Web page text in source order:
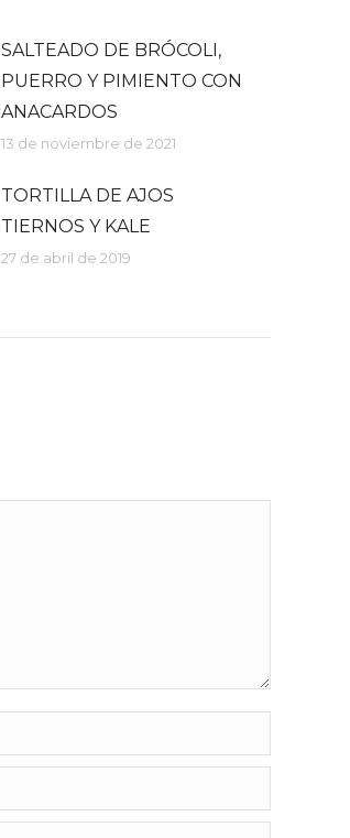
SALTEADO DE BRÓCOLI,
PUERRO Y PIMIENTO CON
ANACARDOS
13 de noviembre de 2021
TORTILLA DE AJOS
TIERNOS Y KALE
27 de abril de 2019